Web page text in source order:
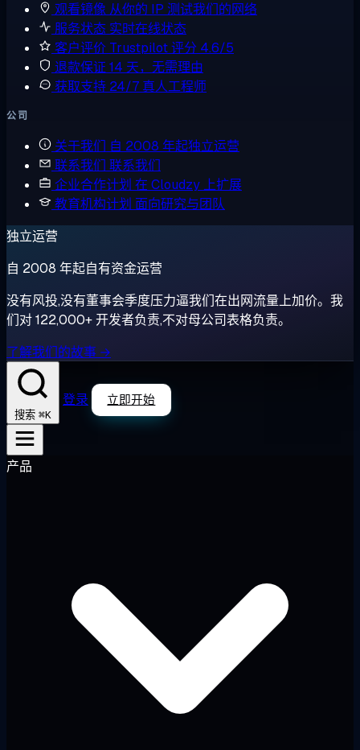
观看镜像 从你的 IP 测试我们的网络
服务状态 实时在线状态
客户评价 Trustpilot 评分 4.6/5
退款保证 14 天，无需理由
获取支持 24/7 真人工程师
公司
关于我们 自 2008 年起独立运营
联系我们 联系我们
企业合作计划 在 Cloudzy 上扩展
教育机构计划 面向研究与团队
独立运营
自 2008 年起自有资金运营
没有风投,没有董事会季度压力逼我们在出网流量上加价。我
们对 122,000+ 开发者负责,不对母公司表格负责。
了解我们的故事 →
搜索 ⌘K
登录 立即开始
产品